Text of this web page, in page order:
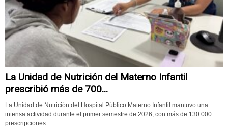
La Unidad de Nutrición del Materno Infantil
prescribió más de 700...
La Unidad de Nutrición del Hospital Público Materno Infantil mantuvo una
intensa actividad durante el primer semestre de 2026, con más de 130.000
prescripciones...